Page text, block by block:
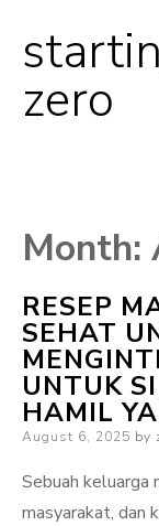
zero
Month:
RESEP
SEHAT
UNTUK
HAMIL
Posted
August 6, 2025 by
Sebuah keluarga
masyarakat, dan